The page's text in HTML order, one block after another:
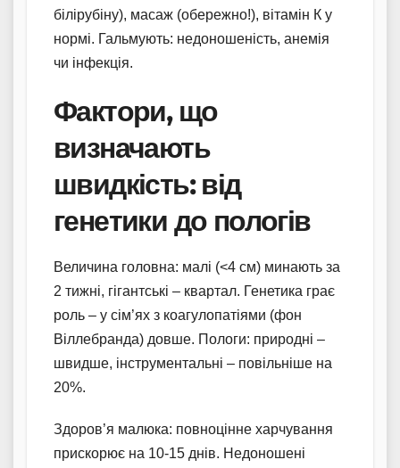
білірубіну), масаж (обережно!), вітамін К у
нормі. Гальмують: недоношеність, анемія
чи інфекція.
Фактори, що
визначають
швидкість: від
генетики до пологів
Величина головна: малі (<4 см) минають за
2 тижні, гігантські – квартал. Генетика грає
роль – у сім’ях з коагулопатіями (фон
Віллебранда) довше. Пологи: природні –
швидше, інструментальні – повільніше на
20%.
Здоров’я малюка: повноцінне харчування
прискорює на 10-15 днів. Недоношені